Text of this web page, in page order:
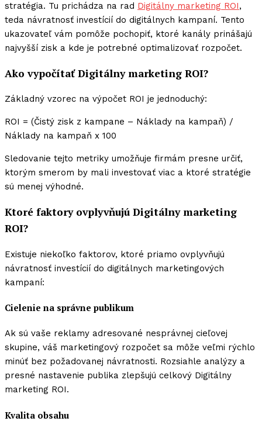
stratégia. Tu prichádza na rad Digitálny marketing ROI,
teda návratnosť investícií do digitálnych kampaní. Tento
ukazovateľ vám pomôže pochopiť, ktoré kanály prinášajú
najvyšší zisk a kde je potrebné optimalizovať rozpočet.
Ako vypočítať Digitálny marketing ROI?
Základný vzorec na výpočet ROI je jednoduchý:
ROI = (Čistý zisk z kampane – Náklady na kampaň) /
Náklady na kampaň x 100
Sledovanie tejto metriky umožňuje firmám presne určiť,
ktorým smerom by mali investovať viac a ktoré stratégie
sú menej výhodné.
Ktoré faktory ovplyvňujú Digitálny marketing
ROI?
Existuje niekoľko faktorov, ktoré priamo ovplyvňujú
návratnosť investícií do digitálnych marketingových
kampaní:
Cielenie na správne publikum
Ak sú vaše reklamy adresované nesprávnej cieľovej
skupine, váš marketingový rozpočet sa môže veľmi rýchlo
minúť bez požadovanej návratnosti. Rozsiahle analýzy a
presné nastavenie publika zlepšujú celkový Digitálny
marketing ROI.
Kvalita obsahu